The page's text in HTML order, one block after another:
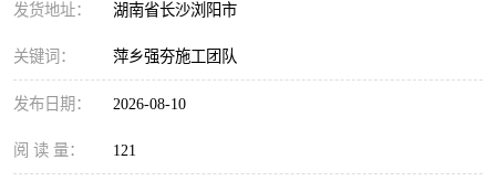
发货地址： 湖南省长沙浏阳市
关键词： 萍乡强夯施工团队
发布日期： 2026-08-10
阅 读 量： 121